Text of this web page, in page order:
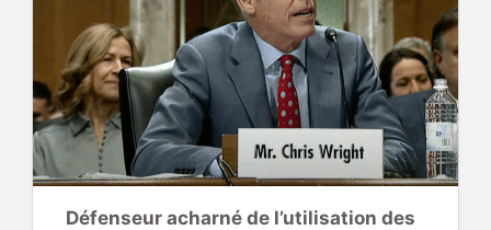
Défenseur acharné de l’utilisation des